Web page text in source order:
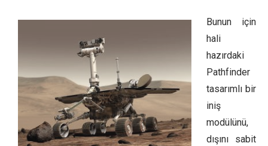
Bunun için
hali
hazırdaki
Pathfinder
tasarımlı bir
iniş
modülünü,
dışını sabit